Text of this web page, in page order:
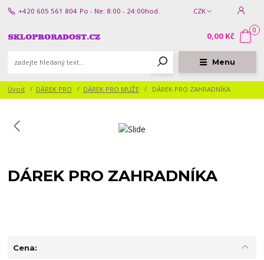
Menu
CZK
+420 605 561 804 Po - Ne: 8:00 - 24:00hod.
0
0,00 Kč
Úvod DÁREK PRO DÁREK PRO MUŽE DÁREK PRO ZAHRADNÍKA
DÁREK PRO ZAHRADNÍKA
Cena: